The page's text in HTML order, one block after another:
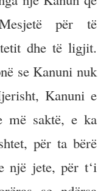
për të
dhe të ligjit.
se Kanuni nuk
Kanuni e
më saktë, e ka
për ta bërë
një jete, për t‘i